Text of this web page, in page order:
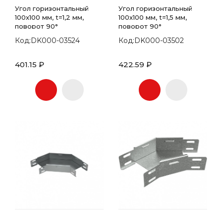
Угол горизонтальный
100x100 мм, t=1,2 мм,
поворот 90°
Код:DK000-03524
401.15 ₽
Угол горизонтальный
100x100 мм, t=1,5 мм,
поворот 90°
Код:DK000-03502
422.59 ₽